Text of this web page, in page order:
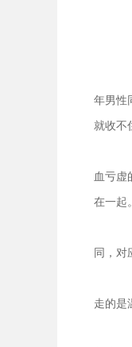
年男性
就收不
血亏虚
在一起。
同，对
走的是